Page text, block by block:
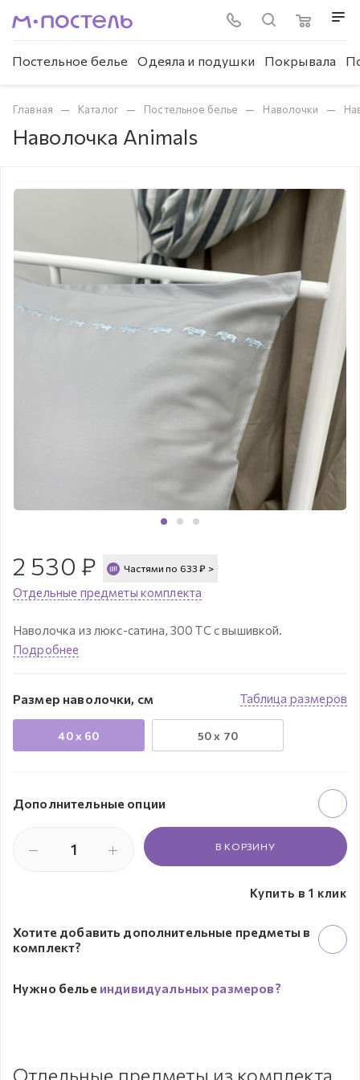
Постельное белье Одеяла и подушки Покрывала
Главная — Каталог — Постельное белье — Наволочки —
Наволочка Animals
2 530 ₽ Частями по 633 ₽ >
Отдельные предметы комплекта
Наволочка из люкс-сатина, 300 ТС с вышивкой.
Подробнее
Таблица размеров
Размер наволочки, см
40 х 60 50 х 70
Дополнительные опции
В КОРЗИНУ
Купить в 1 клик
Хотите добавить дополнительные предметы в
комплект?
Нужно белье индивидуальных размеров?
Отдельные предметы из комплекта